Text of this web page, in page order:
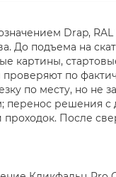
Drap,
До подъема на
картины,
по
по месту, но не
решения с
После